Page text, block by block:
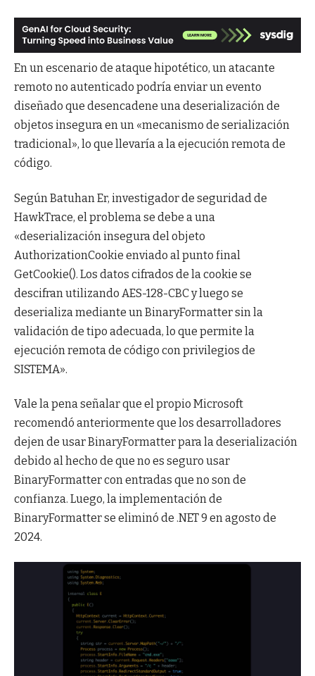
En un escenario de ataque hipotético, un atacante
remoto no autenticado podría enviar un evento
diseñado que desencadene una deserialización de
objetos insegura en un «mecanismo de serialización
tradicional», lo que llevaría a la ejecución remota de
código.
Según Batuhan Er, investigador de seguridad de
HawkTrace, el problema se debe a una
«deserialización insegura del objeto
AuthorizationCookie enviado al punto final
GetCookie(). Los datos cifrados de la cookie se
descifran utilizando AES-128-CBC y luego se
deserializa mediante un BinaryFormatter sin la
validación de tipo adecuada, lo que permite la
ejecución remota de código con privilegios de
SISTEMA».
Vale la pena señalar que el propio Microsoft
recomendó anteriormente que los desarrolladores
dejen de usar BinaryFormatter para la deserialización
debido al hecho de que no es seguro usar
BinaryFormatter con entradas que no son de
confianza. Luego, la implementación de
BinaryFormatter se eliminó de .NET 9 en agosto de
2024.